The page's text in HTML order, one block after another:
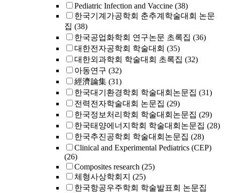
Pediatric Infection and Vaccine (38)
한국기계가공학회 춘추계학술대회 논문
집 (38)
한국공업화학회 연구논문 초록집 (36)
대한전자공학회 학술대회 (35)
대한외과학회 학술대회 초록집 (32)
아동연구 (32)
經濟論集 (31)
한국대기환경학회 학술대회논문집 (31)
전력전자학술대회 논문집 (29)
한국정보처리학회 학술대회논문집 (29)
한국태양에너지학회 학술대회논문집 (28)
한국추진공학회 학술대회논문집 (28)
Clinical and Experimental Pediatrics (CEP)
(26)
Composites research (25)
체형사상학회지 (25)
한국항공우주학회 학술발표회 논문집